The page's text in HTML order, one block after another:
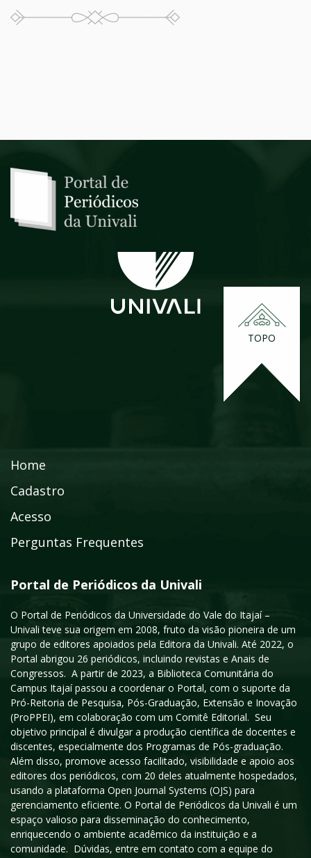
TOPO
Home
Cadastro
Acesso
Perguntas Frequentes
Portal de Periódicos da Univali
O Portal de Periódicos da Universidade do Vale do Itajaí –
Univali teve sua origem em 2008, fruto da visão pioneira de um
grupo de editores apoiados pela Editora da Univali. Até 2022, o
Portal abrigou 26 periódicos, incluindo revistas e Anais de
Congressos. A partir de 2023, a Biblioteca Comunitária do
Campus Itajaí passou a coordenar o Portal, com o suporte da
Pró-Reitoria de Pesquisa, Pós-Graduação, Extensão e Inovação
(ProPPEI), em colaboração com um Comitê Editorial. Seu
objetivo principal é divulgar a produção científica de docentes e
discentes, especialmente dos Programas de Pós-graduação.
Além disso, promove acesso facilitado, visibilidade e apoio aos
editores dos periódicos, com 20 deles atualmente hospedados,
usando a plataforma Open Journal Systems (OJS) para
gerenciamento eficiente. O Portal de Periódicos da Univali é um
espaço valioso para disseminação do conhecimento,
enriquecendo o ambiente acadêmico da instituição e a
comunidade. Dúvidas, entre em contato com a equipe do